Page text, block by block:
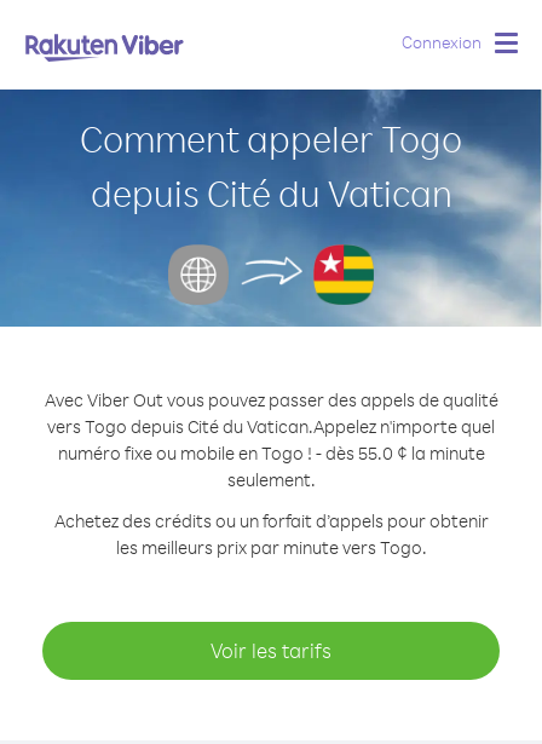
Connexion
Comment appeler Togo
depuis Cité du Vatican
Avec Viber Out vous pouvez passer des appels de qualité
vers Togo depuis Cité du Vatican.Appelez n'importe quel
numéro fixe ou mobile en Togo ! - dès 55.0 ¢ la minute
seulement.
Achetez des crédits ou un forfait d’appels pour obtenir
les meilleurs prix par minute vers Togo.
Voir les tarifs